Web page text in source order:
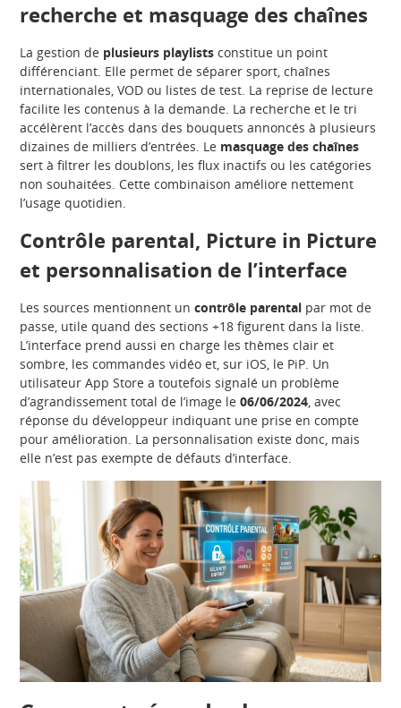
recherche et masquage des chaînes
La gestion de plusieurs playlists constitue un point
différenciant. Elle permet de séparer sport, chaînes
internationales, VOD ou listes de test. La reprise de lecture
facilite les contenus à la demande. La recherche et le tri
accélèrent l’accès dans des bouquets annoncés à plusieurs
dizaines de milliers d’entrées. Le masquage des chaînes
sert à filtrer les doublons, les flux inactifs ou les catégories
non souhaitées. Cette combinaison améliore nettement
l’usage quotidien.
Contrôle parental, Picture in Picture
et personnalisation de l’interface
Les sources mentionnent uncontrôle parental par mot de
passe, utile quand des sections +18 figurent dans la liste.
L’interface prend aussi en charge les thèmes clair et
sombre, les commandes vidéo et, sur iOS, le PiP. Un
utilisateur App Store a toutefois signalé un problème
d’agrandissement total de l’image le06/06/2024, avec
réponse du développeur indiquant une prise en compte
pour amélioration. La personnalisation existe donc, mais
elle n’est pas exempte de défauts d’interface.